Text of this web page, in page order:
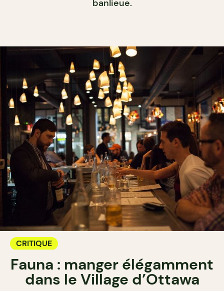
banlieue.
CRITIQUE
Fauna : manger élégamment
dans le Village d’Ottawa